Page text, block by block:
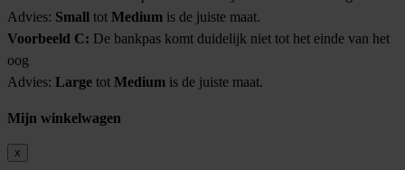
Advies: Small tot Medium is de juiste maat.
Voorbeeld C: De bankpas komt duidelijk niet tot het einde van het
oog
Advies: Large tot Medium is de juiste maat.
Mijn winkelwagen
x